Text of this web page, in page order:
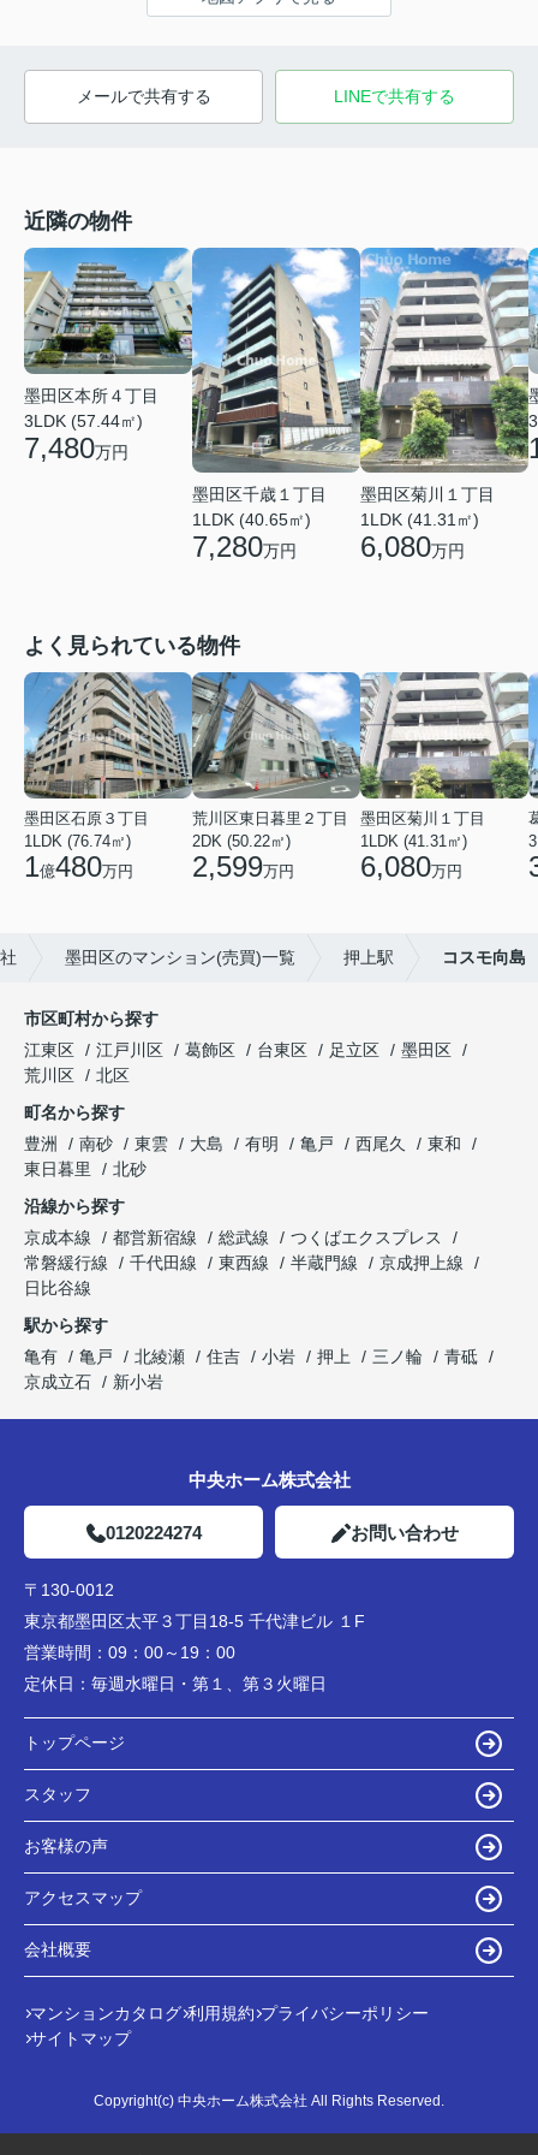
メールで共有する LINEで共有する
近隣の物件
墨田区本所４丁目
3LDK (57.44㎡)
7,480万円
墨田区千歳１丁目
1LDK (40.65㎡)
7,280万円
墨田区菊川１丁目
1LDK (41.31㎡)
6,080万円
よく見られている物件
墨田区石原３丁目
1LDK (76.74㎡)
1億480万円
荒川区東日暮里２丁目
2DK (50.22㎡)
2,599万円
墨田区菊川１丁目
1LDK (41.31㎡)
6,080万円
墨田区のマンション(売買)一覧 押上駅 コスモ向島
市区町村から探す
江東区
江戸川区 葛飾区 台東区 足立区
墨田区
荒川区
北区
町名から探す
豊洲
南砂 東雲 大島 有明 亀戸 西尾久
東和
東日暮里
北砂
沿線から探す
京成本線
都営新宿線 総武線
つくばエクスプレス
常磐緩行線
千代田線 東西線 半蔵門線
京成押上線
日比谷線
駅から探す
亀有
亀戸 北綾瀬 住吉 小岩 押上 三ノ輪
青砥
京成立石
新小岩
中央ホーム株式会社
0120224274 お問い合わせ
〒130-0012
東京都墨田区太平３丁目18-5 千代津ビル １F
営業時間： 09：00～19：00
定休日： 毎週水曜日・第１、第３火曜日
トップページ
スタッフ
お客様の声
アクセスマップ
会社概要
マンションカタログ 利用規約 プライバシーポリシー
サイトマップ
Copyright(c) 中央ホーム株式会社 All Rights Reserved.